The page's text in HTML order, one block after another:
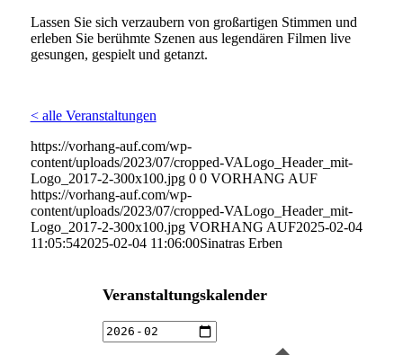
Lassen Sie sich verzaubern von großartigen Stimmen und
erleben Sie berühmte Szenen aus legendären Filmen live
gesungen, gespielt und getanzt.
< alle Veranstaltungen
https://vorhang-auf.com/wp-
content/uploads/2023/07/cropped-VALogo_Header_mit-
Logo_2017-2-300x100.jpg 0 0 VORHANG AUF
https://vorhang-auf.com/wp-
content/uploads/2023/07/cropped-VALogo_Header_mit-
Logo_2017-2-300x100.jpg VORHANG AUF2025-02-04
11:05:542025-02-04 11:06:00Sinatras Erben
Veranstaltungskalender